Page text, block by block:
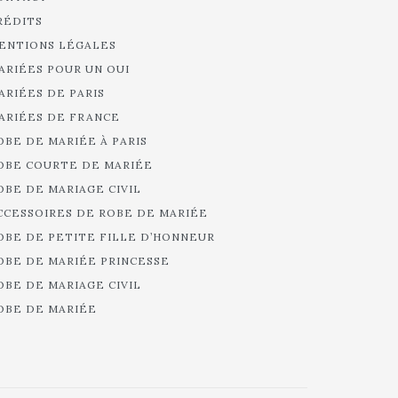
LÉGALES
POUR UN OUI
DE PARIS
DE FRANCE
DE MARIÉE À PARIS
COURTE DE MARIÉE
DE MARIAGE CIVIL
DE ROBE DE MARIÉE
DE PETITE FILLE D’HONNEUR
DE MARIÉE PRINCESSE
DE MARIAGE CIVIL
DE MARIÉE